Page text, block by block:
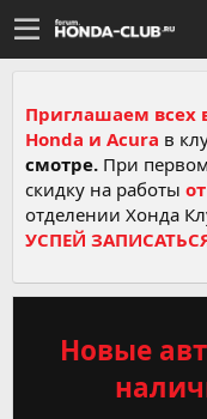
Приглашаем всех
Honda и Acura в
смотре. При
скидку на работы
отделении Хонда
УСПЕЙ
Новые